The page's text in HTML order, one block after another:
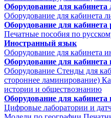
Оборудование для кабинета
Оборудование для кабинета
Оборудование для кабинета
Печатные пособия по
Иностранный язык
Оборудование для кабинета
Оборудование для
Оборудование Стенды для
стороннее ламинирование)
истории и обществознанию
Оборудование для кабинета
Цифровые лаборатории и